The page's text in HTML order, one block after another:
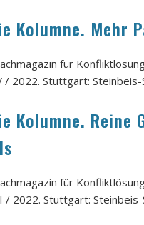
Kolumne. Mehr
für
/ 2022. Stuttgart:
Kolumne. Reine
für
/ 2022. Stuttgart: